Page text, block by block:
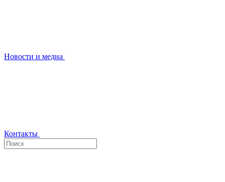
Новости и медиа
Контакты